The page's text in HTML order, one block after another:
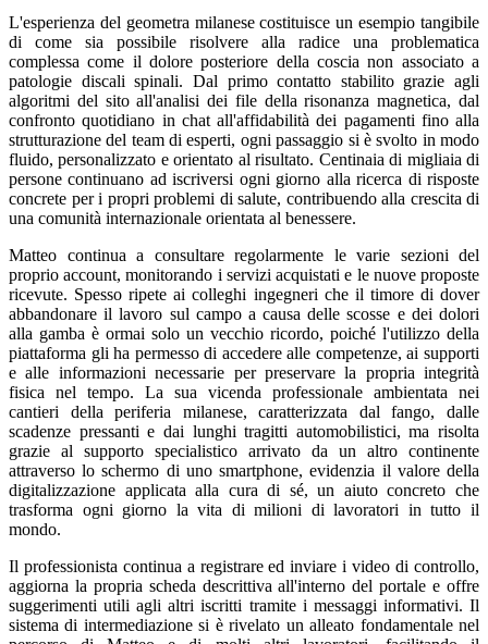
L'esperienza del geometra milanese costituisce un esempio tangibile
di come sia possibile risolvere alla radice una problematica
complessa come il dolore posteriore della coscia non associato a
patologie discali spinali. Dal primo contatto stabilito grazie agli
algoritmi del sito all'analisi dei file della risonanza magnetica, dal
confronto quotidiano in chat all'affidabilità dei pagamenti fino alla
strutturazione del team di esperti, ogni passaggio si è svolto in modo
fluido, personalizzato e orientato al risultato. Centinaia di migliaia di
persone continuano ad iscriversi ogni giorno alla ricerca di risposte
concrete per i propri problemi di salute, contribuendo alla crescita di
una comunità internazionale orientata al benessere.
Matteo continua a consultare regolarmente le varie sezioni del
proprio account, monitorando i servizi acquistati e le nuove proposte
ricevute. Spesso ripete ai colleghi ingegneri che il timore di dover
abbandonare il lavoro sul campo a causa delle scosse e dei dolori
alla gamba è ormai solo un vecchio ricordo, poiché l'utilizzo della
piattaforma gli ha permesso di accedere alle competenze, ai supporti
e alle informazioni necessarie per preservare la propria integrità
fisica nel tempo. La sua vicenda professionale ambientata nei
cantieri della periferia milanese, caratterizzata dal fango, dalle
scadenze pressanti e dai lunghi tragitti automobilistici, ma risolta
grazie al supporto specialistico arrivato da un altro continente
attraverso lo schermo di uno smartphone, evidenzia il valore della
digitalizzazione applicata alla cura di sé, un aiuto concreto che
trasforma ogni giorno la vita di milioni di lavoratori in tutto il
mondo.
Il professionista continua a registrare ed inviare i video di controllo,
aggiorna la propria scheda descrittiva all'interno del portale e offre
suggerimenti utili agli altri iscritti tramite i messaggi informativi. Il
sistema di intermediazione si è rivelato un alleato fondamentale nel